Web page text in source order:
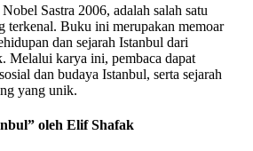
Sastra 2006, adalah salah satu
terkenal. Buku ini merupakan memoar
dan sejarah Istanbul dari
Melalui karya ini, pembaca dapat
dan budaya Istanbul, serta sejarah
yang unik.
oleh Elif Shafak